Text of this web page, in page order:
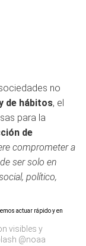
no
de hábitos, el
para la
de
comprometer a
ser solo en
político,
visibles y
@noaa